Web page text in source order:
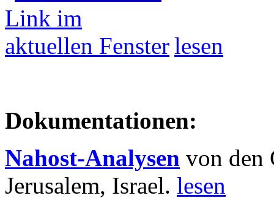
lesen
Dokumentationen:
Nahost-Analysen von den
Jerusalem, Israel. lesen